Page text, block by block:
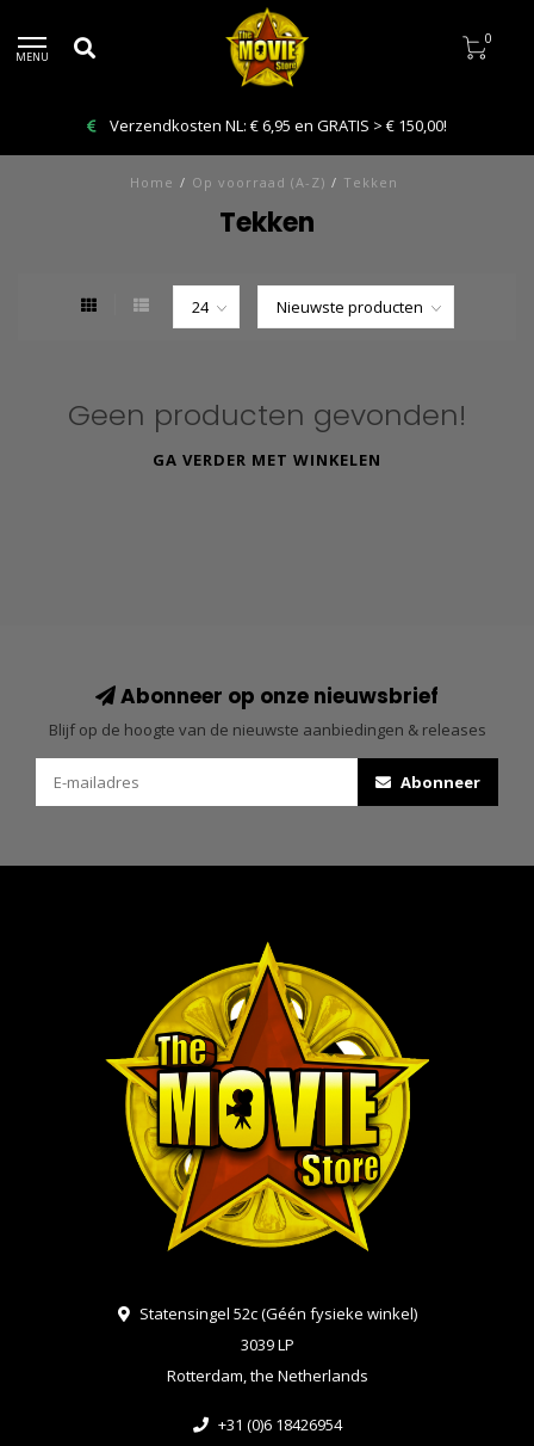
MENU
0
Verzendkosten NL: € 6,95 en GRATIS > € 150,00!
Home / Op voorraad (A-Z) / Tekken
Tekken
Geen producten gevonden!
GA VERDER MET WINKELEN
Abonneer op onze nieuwsbrief
Blijf op de hoogte van de nieuwste aanbiedingen & releases
Abonneer
Statensingel 52c (Géén fysieke winkel)
3039 LP
Rotterdam, the Netherlands
+31 (0)6 18426954